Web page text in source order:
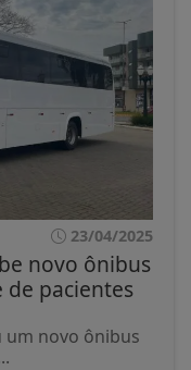
23/04/2025
novo ônibus
pacientes
um novo ônibus